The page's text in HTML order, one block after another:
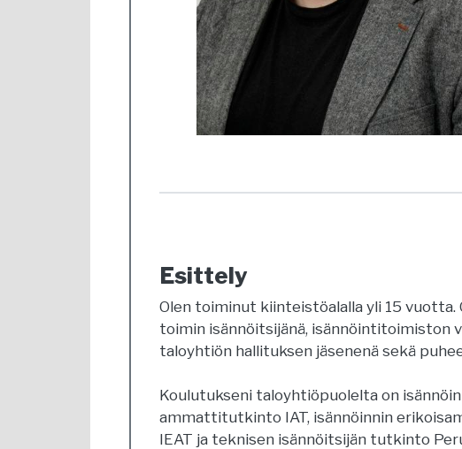
Esittely
Olen toiminut kiinteistöalalla yli 15 vuotta.
toimin isännöitsijänä, isännöintitoimiston
taloyhtiön hallituksen jäsenenä sekä
Koulutukseni taloyhtiöpuolelta on
ammattitutkinto IAT, isännöinnin
IEAT ja teknisen isännöitsijän tutkinto